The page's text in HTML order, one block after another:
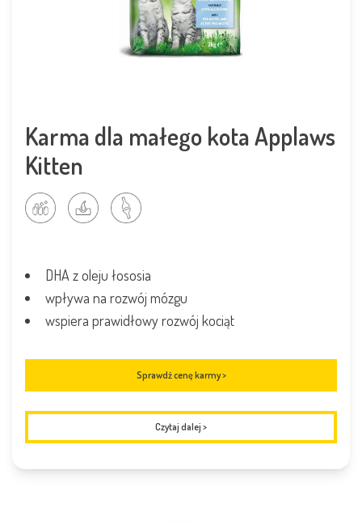
Karma dla małego kota Applaws
Kitten
DHA z oleju łososia
wpływa na rozwój mózgu
wspiera prawidłowy rozwój kociąt
Sprawdź cenę karmy >
Czytaj dalej >